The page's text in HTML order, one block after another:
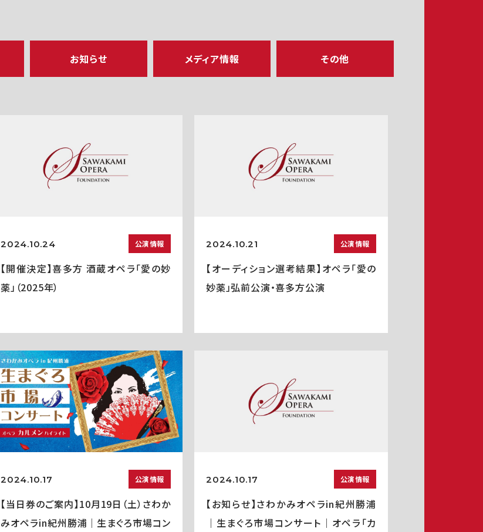
お知らせ メディア情報 その他
2024.10.24 公演情報
【開催決定】喜多方 酒蔵オペラ「愛の妙
薬」（2025年）
2024.10.21 公演情報
【オーディション選考結果】オペラ「愛の
妙薬」弘前公演・喜多方公演
2024.10.17 公演情報
【当日券のご案内】10月19日（土）さわか
みオペラin紀州勝浦｜生まぐろ市場コン
2024.10.17 公演情報
【お知らせ】さわかみオペラin紀州勝浦
｜生まぐろ市場コンサート｜オペラ「カ